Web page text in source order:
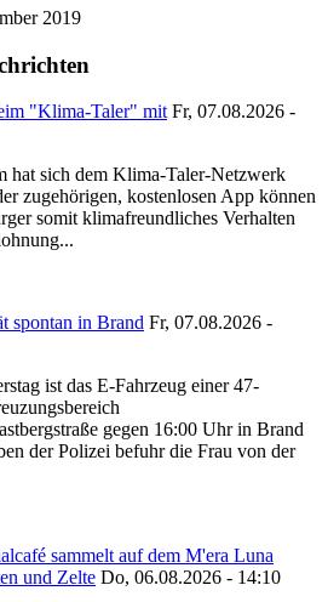
2019
"Klima-Taler" mit Fr, 07.08.2026 -
hat sich dem Klima-Taler-Netzwerk
zugehörigen, kostenlosen App können
somit klimafreundliches Verhalten
spontan in Brand Fr, 07.08.2026 -
ist das E-Fahrzeug einer 47-
gegen 16:00 Uhr in Brand
der Polizei befuhr die Frau von der
sammelt auf dem M'era Luna
und Zelte Do, 06.08.2026 - 14:10